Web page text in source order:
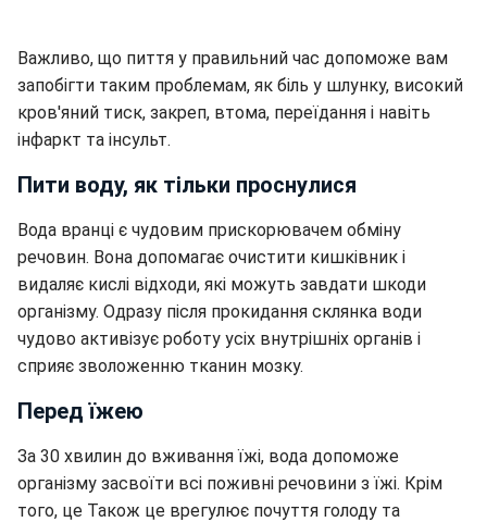
Важливо, що пиття у правильний час допоможе вам
запобігти таким проблемам, як біль у шлунку, високий
кров'яний тиск, закреп, втома, переїдання і навіть
інфаркт та інсульт.
Пити воду, як тільки проснулися
Вода вранці є чудовим прискорювачем обміну
речовин. Вона допомагає очистити кишківник і
видаляє кислі відходи, які можуть завдати шкоди
організму. Одразу після прокидання склянка води
чудово активізує роботу усіх внутрішніх органів і
сприяє зволоженню тканин мозку.
Перед їжею
За 30 хвилин до вживання їжі, вода допоможе
організму засвоїти всі поживні речовини з їжі. Крім
того, це Також це врегулює почуття голоду та